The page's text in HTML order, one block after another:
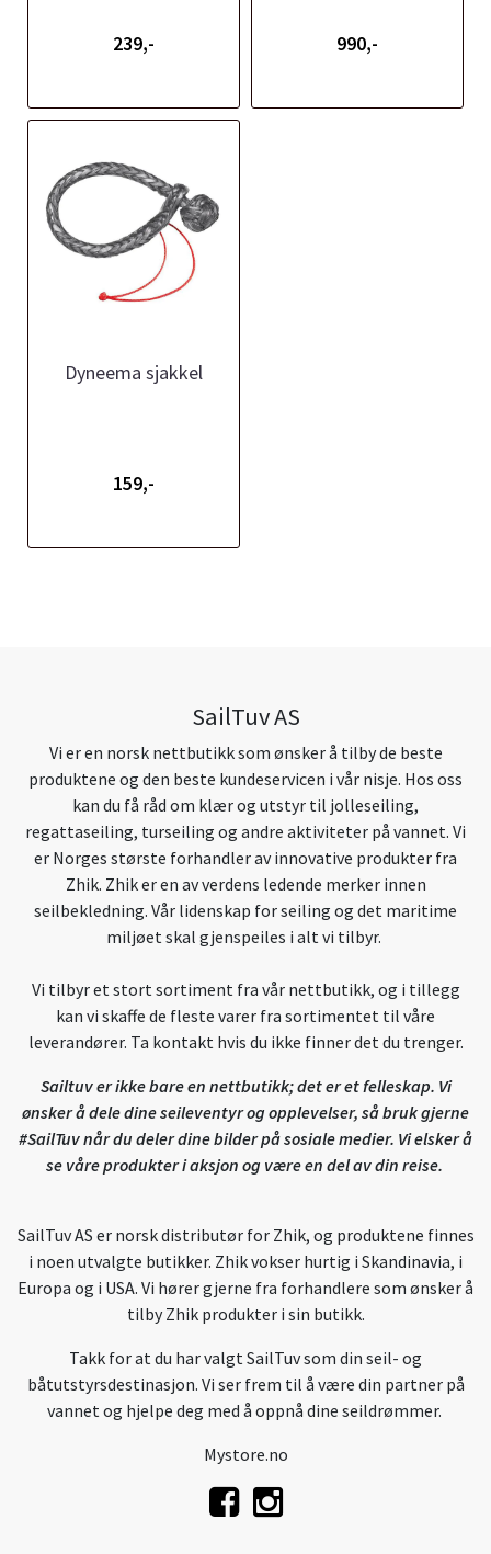
239,- 990,-
Dyneema sjakkel
159,-
SailTuv AS
Vi er en norsk nettbutikk som ønsker å tilby de beste
produktene og den beste kundeservicen i vår nisje. Hos oss
kan du få råd om klær og utstyr til jolleseiling,
regattaseiling, turseiling og andre aktiviteter på vannet. Vi
er Norges største forhandler av innovative produkter fra
Zhik. Zhik er en av verdens ledende merker innen
seilbekledning. Vår lidenskap for seiling og det maritime
miljøet skal gjenspeiles i alt vi tilbyr.
Vi tilbyr et stort sortiment fra vår nettbutikk, og i tillegg
kan vi skaffe de fleste varer fra sortimentet til våre
leverandører. Ta kontakt hvis du ikke finner det du trenger.
Sailtuv er ikke bare en nettbutikk; det er et felleskap. Vi
ønsker å dele dine seileventyr og opplevelser, så bruk gjerne
#SailTuv når du deler dine bilder på sosiale medier. Vi elsker å
se våre produkter i aksjon og være en del av din reise.
SailTuv AS er norsk distributør for Zhik, og produktene finnes
i noen utvalgte butikker. Zhik vokser hurtig i Skandinavia, i
Europa og i USA. Vi hører gjerne fra forhandlere som ønsker å
tilby Zhik produkter i sin butikk.
Takk for at du har valgt SailTuv som din seil- og
båtutstyrsdestinasjon. Vi ser frem til å være din partner på
vannet og hjelpe deg med å oppnå dine seildrømmer.
Mystore.no